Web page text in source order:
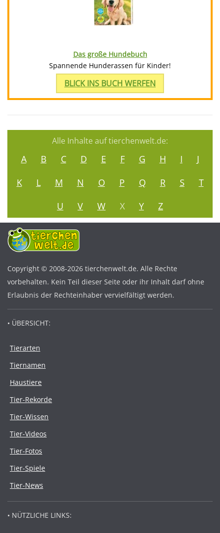
Das große Hundebuch
Spannende Hunderassen für Kinder!
BLICK INS BUCH WERFEN
Alle Inhalte auf tierchenwelt.de:
A B C D E F G H I
J
K
L M N O P Q R S
T
U
V W X Y Z
Copyright © 2008-2026 tierchenwelt.de. Alle Rechte
vorbehalten. Kein Teil dieser Seite oder ihr Inhalt darf ohne
Erlaubnis der Rechteinhaber vervielfältigt werden.
• ÜBERSICHT:
Tierarten
Tiernamen
Haustiere
Tier-Rekorde
Tier-Wissen
Tier-Videos
Tier-Fotos
Tier-Spiele
Tier-News
• NÜTZLICHE LINKS: